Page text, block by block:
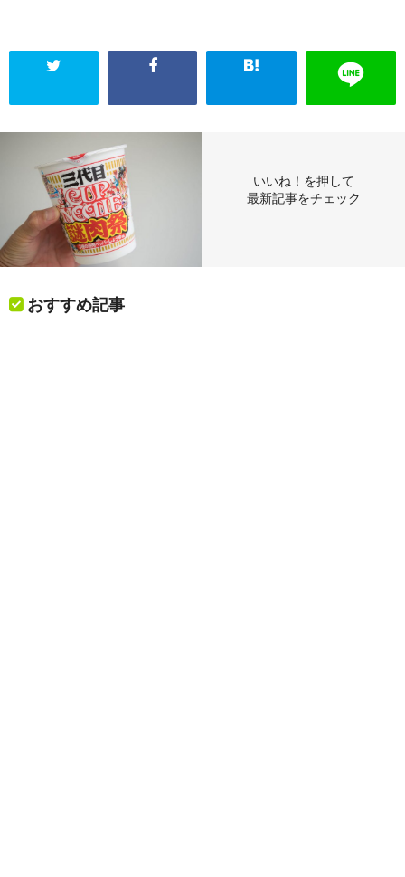
いいね！を押して
最新記事をチェック
おすすめ記事